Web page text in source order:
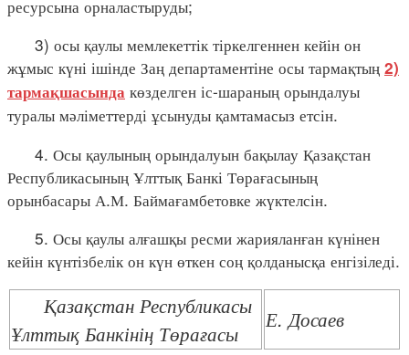
ресурсына орналастыруды;
3) осы қаулы мемлекеттік тіркелгеннен кейін он
жұмыс күні ішінде Заң департаментіне осы тармақтың 2)
тармақшасында көзделген іс-шараның орындалуы
туралы мәліметтерді ұсынуды қамтамасыз етсін.
4. Осы қаулының орындалуын бақылау Қазақстан
Республикасының Ұлттық Банкі Төрағасының
орынбасары А.М. Баймағамбетовке жүктелсін.
5. Осы қаулы алғашқы ресми жарияланған күнінен
кейін күнтізбелік он күн өткен соң қолданысқа енгізіледі.
Қазақстан Республикасы
Ұлттық Банкінің Төрағасы
Е. Досаев